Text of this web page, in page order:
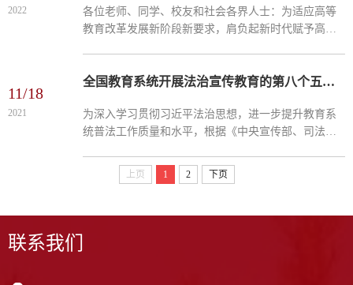
2022
各位老师、同学、校友和社会各界人士：为适应高等
教育改革发展新阶段新要求，肩负起新时代赋予高等
校批准，启动...
11/18
2021
全国教育系统开展法治宣传教育的第八个五年规划（2021—2025年）
为深入学习贯彻习近平法治思想，进一步提升教育系
统普法工作质量和水平，根据《中央宣传部、司法部
2025年）》等工作要求，结合教育系统实际，制定本
规划。 一、...
上页 1 2 下页
联系我们